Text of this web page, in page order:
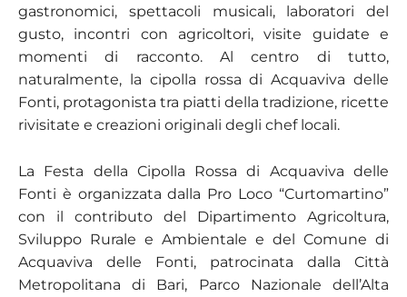
gastronomici, spettacoli musicali, laboratori del
gusto, incontri con agricoltori, visite guidate e
momenti di racconto. Al centro di tutto,
naturalmente, la cipolla rossa di Acquaviva delle
Fonti, protagonista tra piatti della tradizione, ricette
rivisitate e creazioni originali degli chef locali.
La Festa della Cipolla Rossa di Acquaviva delle
Fonti è organizzata dalla Pro Loco “Curtomartino”
con il contributo del Dipartimento Agricoltura,
Sviluppo Rurale e Ambientale e del Comune di
Acquaviva delle Fonti, patrocinata dalla Città
Metropolitana di Bari, Parco Nazionale dell’Alta